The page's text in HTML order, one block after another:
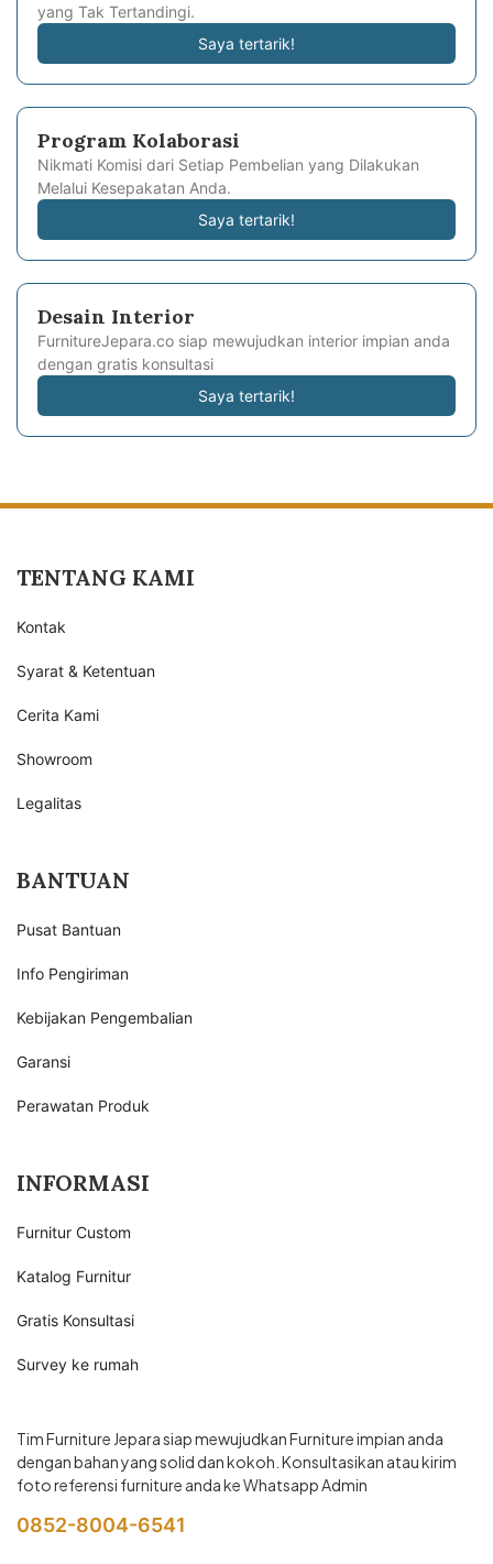
yang Tak Tertandingi.
Saya tertarik!
Program Kolaborasi
Nikmati Komisi dari Setiap Pembelian yang Dilakukan
Melalui Kesepakatan Anda.
Saya tertarik!
Desain Interior
FurnitureJepara.co siap mewujudkan interior impian anda
dengan gratis konsultasi
Saya tertarik!
TENTANG KAMI
Kontak
Syarat & Ketentuan
Cerita Kami
Showroom
Legalitas
BANTUAN
Pusat Bantuan
Info Pengiriman
Kebijakan Pengembalian
Garansi
Perawatan Produk
INFORMASI
Furnitur Custom
Katalog Furnitur
Gratis Konsultasi
Survey ke rumah
Tim Furniture Jepara siap mewujudkan Furniture impian anda
dengan bahan yang solid dan kokoh. Konsultasikan atau kirim
foto referensi furniture anda ke Whatsapp Admin
0852-8004-6541